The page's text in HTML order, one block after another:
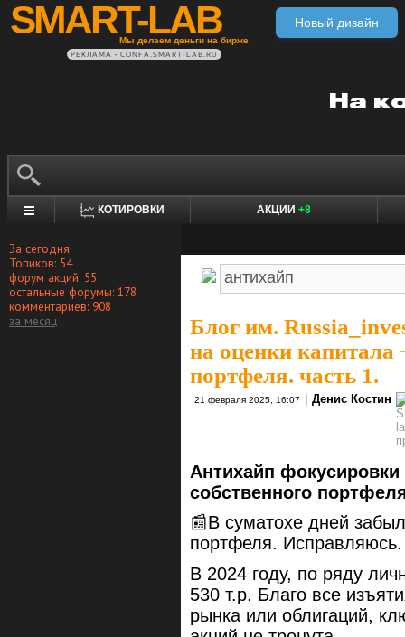
SMART-LAB
Мы делаем деньги на бирже
Новый дизайн
РЕКЛАМА • CONFA.SMART-LAB.RU
КОТИРОВКИ АКЦИИ +8
За сегодня
Топиков: 54
форум акций: 55
остальные форумы: 178
комментариев: 908
за месяц
Блог им.
на оценки капитала
портфеля. часть 1.
21 февраля 2025, 16:07 Денис Костин
Антихайп фокусировки
собственного
📰В суматохе дней
портфеля. Исправляюсь.
В 2024 году, по ряду
530 т.р. Благо все
рынка или облигаций,